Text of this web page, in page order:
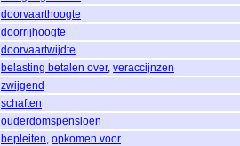
doorvaarthoogte
doorrijhoogte
doorvaartwijdte
belasting betalen over, veraccijnzen
zwijgend
schaften
ouderdomspensioen
bepleiten opkomen voor